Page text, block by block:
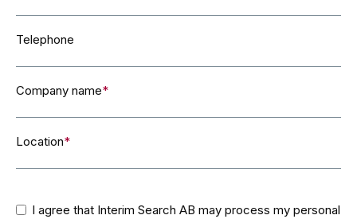
Telephone
Company name*
Location*
Consent
I agree that Interim Search AB may process my personal